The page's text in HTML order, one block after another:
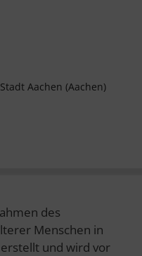
Aachen (Aachen)
des
Menschen in
und wird vor